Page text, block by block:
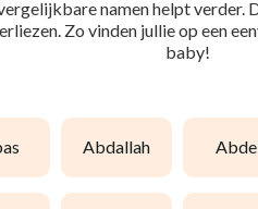
namen helpt
Zo vinden jullie op een
baby!
abdallah